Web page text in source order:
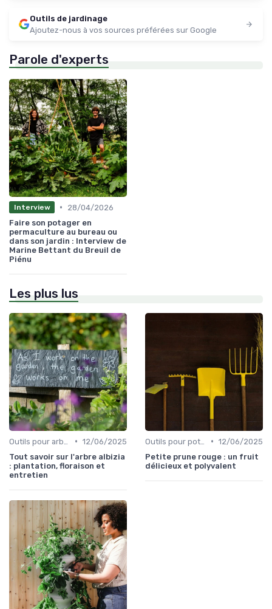
Outils de jardinage
Ajoutez-nous à vos sources préférées sur Google
Parole d'experts
Interview •
28/04/2026
Faire son potager en
permaculture au bureau ou
dans son jardin : Interview de
Marine Bettant du Breuil de
Piénu
Les plus lus
• 12/06/2025
Tout savoir sur l'arbre albizia
: plantation, floraison et
entretien
• 12/06/2025
Petite prune rouge : un fruit
délicieux et polyvalent